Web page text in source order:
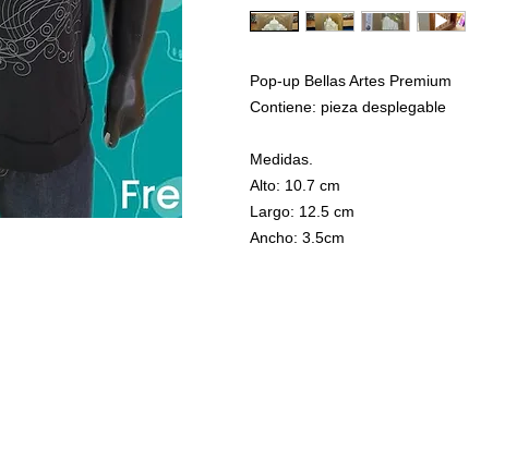
Pop-up Bellas Artes Premium
Contiene: pieza desplegable
Medidas.
Alto: 10.7 cm
Largo: 12.5 cm
Ancho: 3.5cm